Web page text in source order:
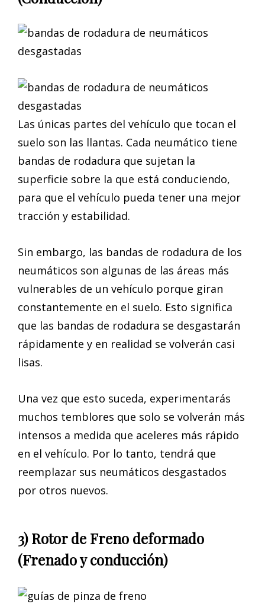
Las únicas partes del vehículo que tocan el
suelo son las llantas. Cada neumático tiene
bandas de rodadura que sujetan la
superficie sobre la que está conduciendo,
para que el vehículo pueda tener una mejor
tracción y estabilidad.
Sin embargo, las bandas de rodadura de los
neumáticos son algunas de las áreas más
vulnerables de un vehículo porque giran
constantemente en el suelo. Esto significa
que las bandas de rodadura se desgastarán
rápidamente y en realidad se volverán casi
lisas.
Una vez que esto suceda, experimentarás
muchos temblores que solo se volverán más
intensos a medida que aceleres más rápido
en el vehículo. Por lo tanto, tendrá que
reemplazar sus neumáticos desgastados
por otros nuevos.
3) Rotor de Freno deformado
(Frenado y conducción)